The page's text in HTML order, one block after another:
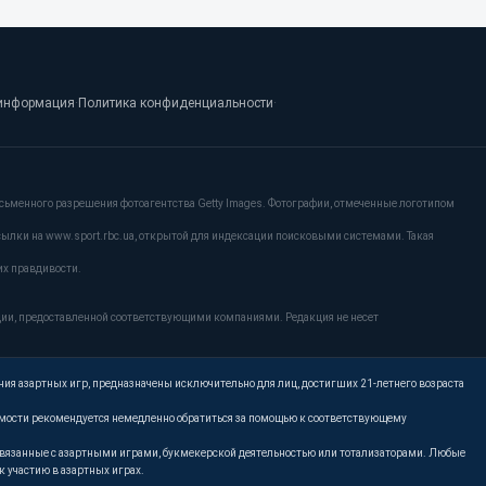
· Политика конфиденциальности·
разрешения фотоагентства Getty Images. Фотографии, отмеченные логотипом
на www.sport.rbc.ua, открытой для индексации поисковыми системами. Такая
правдивости.
предоставленной соответствующими компаниями. Редакция не несет
азартных игр, предназначены исключительно для лиц, достигших 21-летнего возраста
рекомендуется немедленно обратиться за помощью к соответствующему
с азартными играми, букмекерской деятельностью или тотализаторами. Любые
в азартных играх.